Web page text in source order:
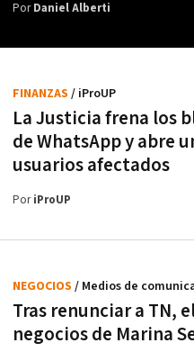
PorDaniel Alberti
La Justicia frena los
de WhatsApp y abre
usuarios afectados
FINANZAS / iProUP
PoriProUP
Tras renunciar a TN,
negocios de Marina
NEGOCIOS / Medios de